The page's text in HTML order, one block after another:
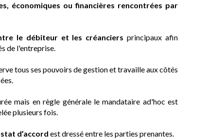
économiques ou financières rencontrées par
le débiteur et les créanciersprincipaux afin
de l'entreprise.
tous ses pouvoirs de gestion et travaille aux côtés
mais en règle générale le mandataire ad'hoc est
plusieurs fois.
d’accord est dressé entre les parties prenantes.